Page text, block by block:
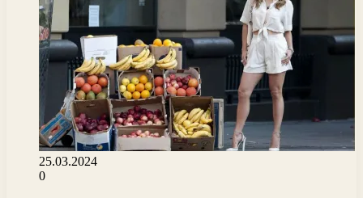
25.03.2024
0